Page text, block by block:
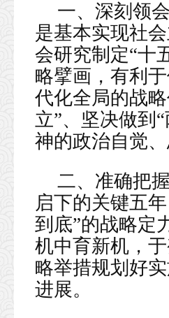
一、深刻领
是基本实现社
会研究制定“十
略擘画，有利
代化全局的战
立”、坚决做到
神的政治自觉
二、准确把
启下的关键五
到底”的战略定
机中育新机，
略举措规划好
进展。